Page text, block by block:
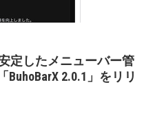
定したメニューバー管
2.0.1」をリリ